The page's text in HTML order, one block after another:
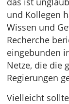
und Kollegen
Wissen und
Recherche
eingebunden
Netze, die die
Regierungen
Vielleicht